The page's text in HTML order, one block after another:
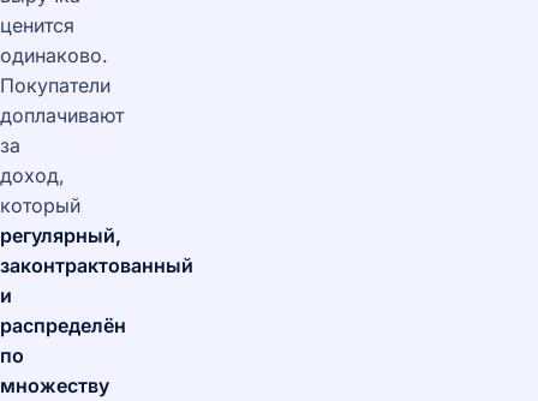
ценится
одинаково.
Покупатели
доплачивают
за
доход,
который
регулярный,
законтрактованный
и
распределён
по
множеству